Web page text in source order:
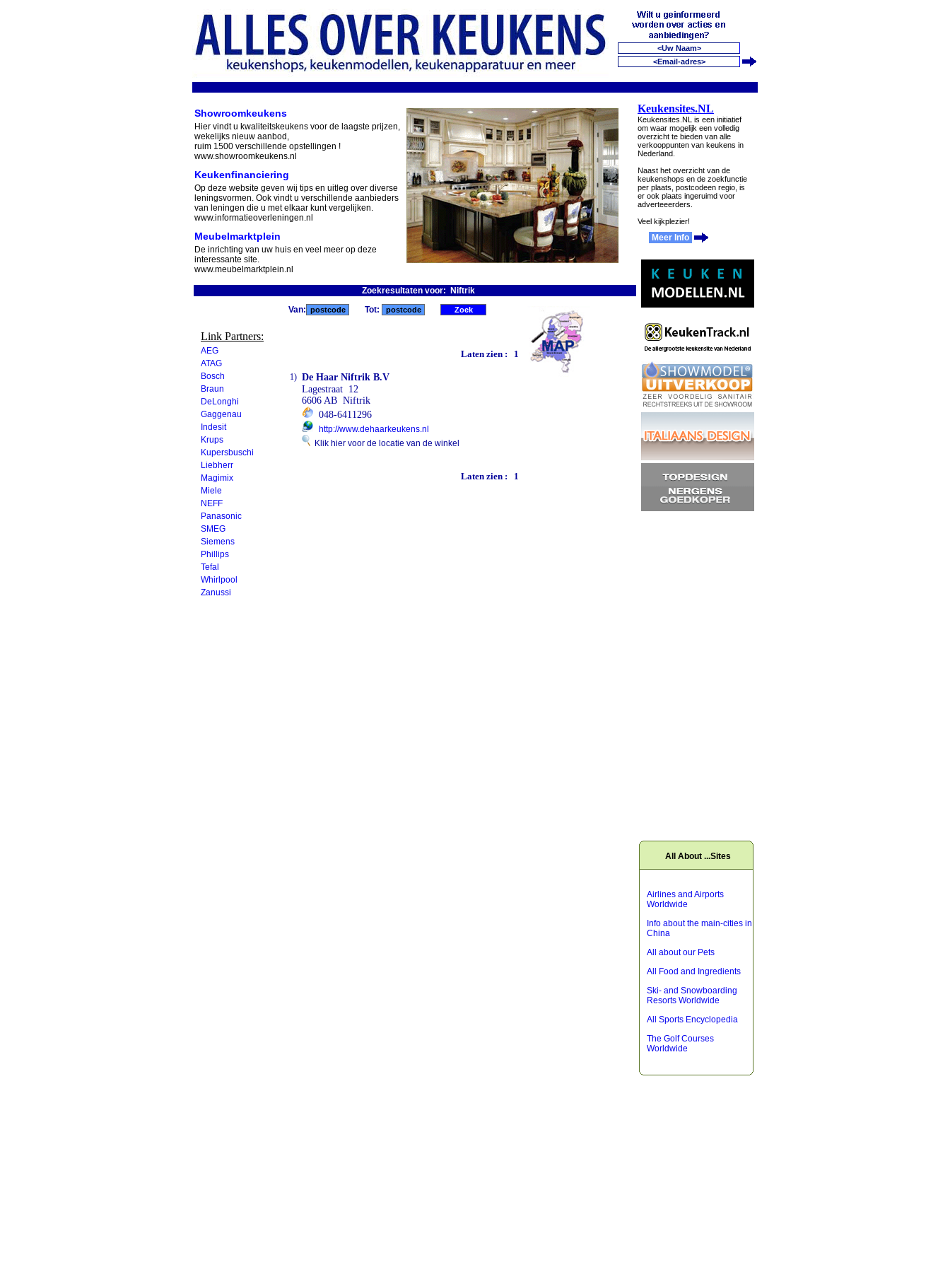
Showroomkeukens
Hier vindt u kwaliteitskeukens voor de laagste prijzen,
wekelijks nieuw aanbod,
ruim 1500 verschillende opstellingen !
www.showroomkeukens.nl
Keukenfinanciering
Op deze website geven wij tips en uitleg over diverse
leningsvormen. Ook vindt u verschillende aanbieders
van leningen die u met elkaar kunt vergelijken.
www.informatieoverleningen.nl
Meubelmarktplein
De inrichting van uw huis en veel meer op deze
interessante site.
www.meubelmarktplein.nl
Zoekresultaten voor: Niftrik
Link Partners:
AEG
ATAG
Bosch
Braun
DeLonghi
Gaggenau
Indesit
Krups
Kupersbuschi
Liebherr
Magimix
Miele
NEFF
Panasonic
SMEG
Siemens
Phillips
Tefal
Whirlpool
Zanussi
Van: Tot:
Laten zien : 1
1) De Haar Niftrik B.V
Lagestraat 12
6606 AB Niftrik
048-6411296
http://www.dehaarkeukens.nl
Klik hier voor de locatie van de winkel
Laten zien : 1
Keukensites.NL
Keukensites.NL is een initiatief
om waar mogelijk een volledig
overzicht te bieden van alle
verkooppunten van keukens in
Nederland.
Naast het overzicht van de
keukenshops en de zoekfunctie
per plaats, postcodeen regio, is
er ook plaats ingeruimd voor
adverteeerders.
Veel kijkplezier!
Meer Info
All About ...Sites
Airlines and Airports
Worldwide
Info about the main-cities in
China
All about our Pets
All Food and Ingredients
Ski- and Snowboarding
Resorts Worldwide
All Sports Encyclopedia
The Golf Courses
Worldwide